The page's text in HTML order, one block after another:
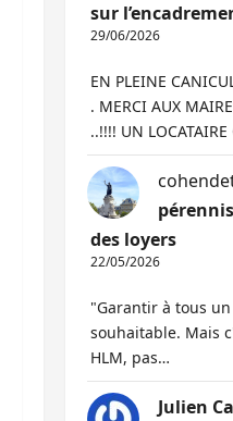
sur
29/06/2026
EN PLEINE
. MERCI AUX
..!!!! UN
des loyers
22/05/2026
"Garantir à tous
souhaitable. Mais
HLM, pas…
Julien